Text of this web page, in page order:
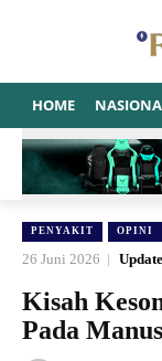
HOME
PENYAKIT OPINI
26 Juni 2026
Kisah
Pada